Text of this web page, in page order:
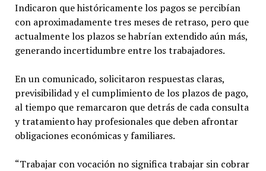
Indicaron que históricamente los pagos se percibían
con aproximadamente tres meses de retraso, pero que
actualmente los plazos se habrían extendido aún más,
generando incertidumbre entre los trabajadores.
En un comunicado, solicitaron respuestas claras,
previsibilidad y el cumplimiento de los plazos de pago,
al tiempo que remarcaron que detrás de cada consulta
y tratamiento hay profesionales que deben afrontar
obligaciones económicas y familiares.
“Trabajar con vocación no significa trabajar sin cobrar